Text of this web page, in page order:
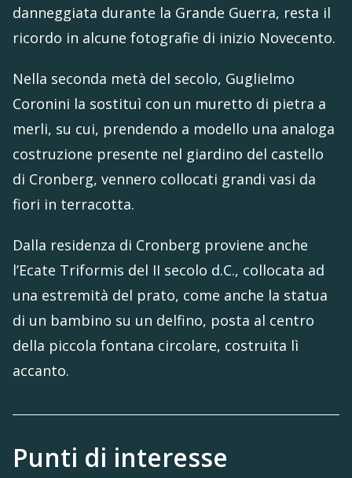
danneggiata durante la Grande Guerra, resta il
ricordo in alcune fotografie di inizio Novecento.
Nella seconda metà del secolo, Guglielmo
Coronini la sostituì con un muretto di pietra a
merli, su cui, prendendo a modello una analoga
costruzione presente nel giardino del castello
di Cronberg, vennero collocati grandi vasi da
fiori in terracotta.
Dalla residenza di Cronberg proviene anche
l’Ecate Triformis del II secolo d.C., collocata ad
una estremità del prato, come anche la statua
di un bambino su un delfino, posta al centro
della piccola fontana circolare, costruita lì
accanto.
Punti di interesse